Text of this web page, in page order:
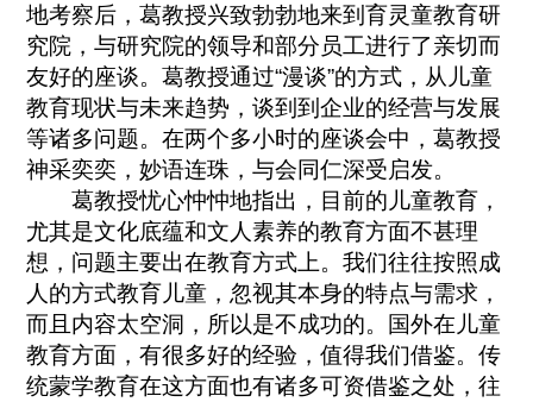
地考察后，葛教授兴致勃勃地来到育灵童教育研
究院，与研究院的领导和部分员工进行了亲切而
友好的座谈。葛教授通过“漫谈”的方式，从儿童
教育现状与未来趋势，谈到到企业的经营与发展
等诸多问题。在两个多小时的座谈会中，葛教授
神采奕奕，妙语连珠，与会同仁深受启发。
葛教授忧心忡忡地指出，目前的儿童教育，
尤其是文化底蕴和文人素养的教育方面不甚理
想，问题主要出在教育方式上。我们往往按照成
人的方式教育儿童，忽视其本身的特点与需求，
而且内容太空洞，所以是不成功的。国外在儿童
教育方面，有很多好的经验，值得我们借鉴。传
统蒙学教育在这方面也有诸多可资借鉴之处，往